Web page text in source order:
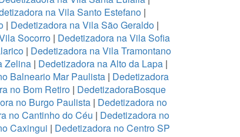
na Vila Santo Estefano |
| Dedetizadora na Vila São Geraldo |
Socorro | Dedetizadora na Vila Sofia
| Dedetizadora na Vila Tramontano
Zelina| Dedetizadora na Alto da Lapa|
Balneario Mar Paulista| Dedetizadora
no Bom Retiro| DedetizadoraBosque
no Burgo Paulista| Dedetizadora no
no Cantinho do Céu | Dedetizadora no
Caxingui | Dedetizadora no Centro SP